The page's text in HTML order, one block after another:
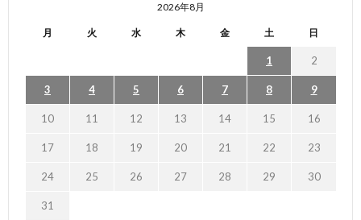
2026年8月
月 火 水 木 金 土 日
1 2
3 4 5 6 7 8 9
10 11 12 13 14 15 16
17 18 19 20 21 22 23
24 25 26 27 28 29 30
31